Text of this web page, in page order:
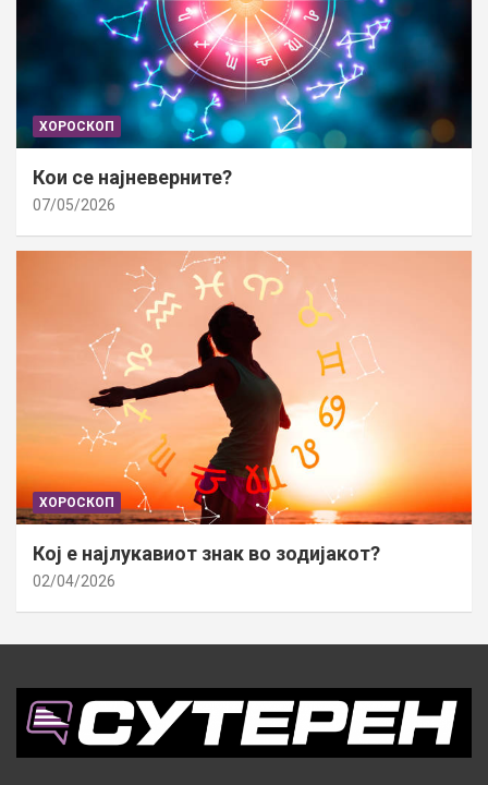
ХОРОСКОП
Кои се најневерните?
07/05/2026
ХОРОСКОП
Кој е најлукавиот знак во зодијакот?
02/04/2026